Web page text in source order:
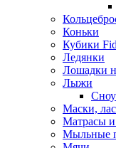
Коньки
Кубики
Ледянки
Лошадки
Лыжи
Маски,
Матрасы и
Мыльные